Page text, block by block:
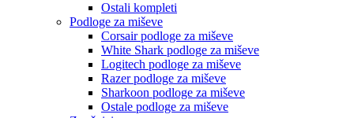
Ostali kompleti
Podloge za miševe
Corsair podloge za miševe
White Shark podloge za miševe
Logitech podloge za miševe
Razer podloge za miševe
Sharkoon podloge za miševe
Ostale podloge za miševe